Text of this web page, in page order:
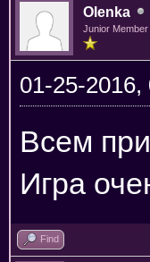
Olenka
Junior Member
01-25-2016,
Всем
Игра
Find